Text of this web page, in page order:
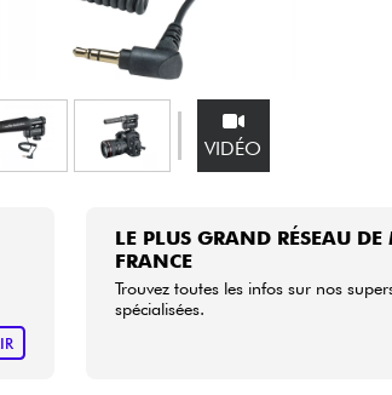
VIDÉO
LE PLUS GRAND RÉSEAU
FRANCE
Trouvez toutes les infos sur nos
spécialisées.